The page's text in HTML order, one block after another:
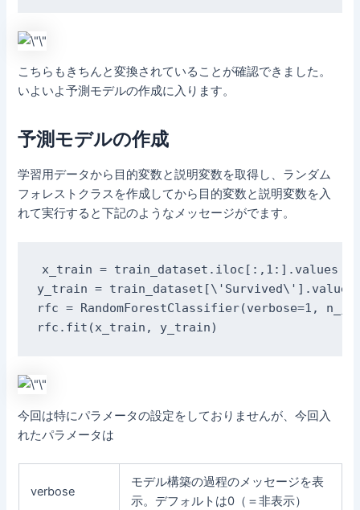
こちらもきちんと変換されていることが確認できました。
いよいよ予測モデルの作成に入ります。
予測モデルの作成
学習用データから目的変数と説明変数を取得し、ランダム
フォレストクラスを作成してから目的変数と説明変数を入
れて実行すると下記のようなメッセージがでます。
x_train = train_dataset.iloc[:,1:].values
y_train = train_dataset[\'Survived\'].values
rfc = RandomForestClassifier(verbose=1,
rfc.fit(x_train, y_train)
今回は特にパラメータの設定をしておりませんが、今回入
れたパラメータは
verbose
モデル構築の過程のメッセージを表
示。デフォルトは0（＝非表示）